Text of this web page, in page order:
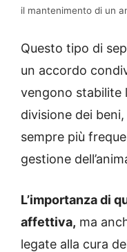
il mantenimento di un
Questo tipo di
un accordo
vengono stabilite
divisione dei
sempre più
gestione
L’importanza di
affettiva, ma
legate alla cura